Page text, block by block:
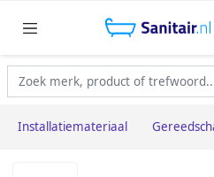
Installatiemateriaal